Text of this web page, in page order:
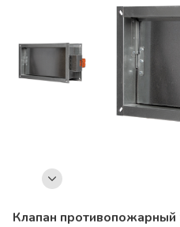
Клапан противопожарный